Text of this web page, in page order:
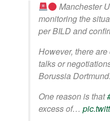
Manchester
monitoring the
per BILD and
However, there
talks or
Borussia Dortmund.
One reason is that
excess of…